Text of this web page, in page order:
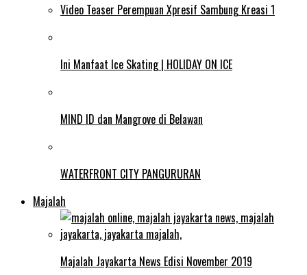
Video Teaser Perempuan Xpresif Sambung Kreasi 1
Ini Manfaat Ice Skating | HOLIDAY ON ICE
MIND ID dan Mangrove di Belawan
WATERFRONT CITY PANGURURAN
Majalah
Majalah Jayakarta News Edisi November 2019